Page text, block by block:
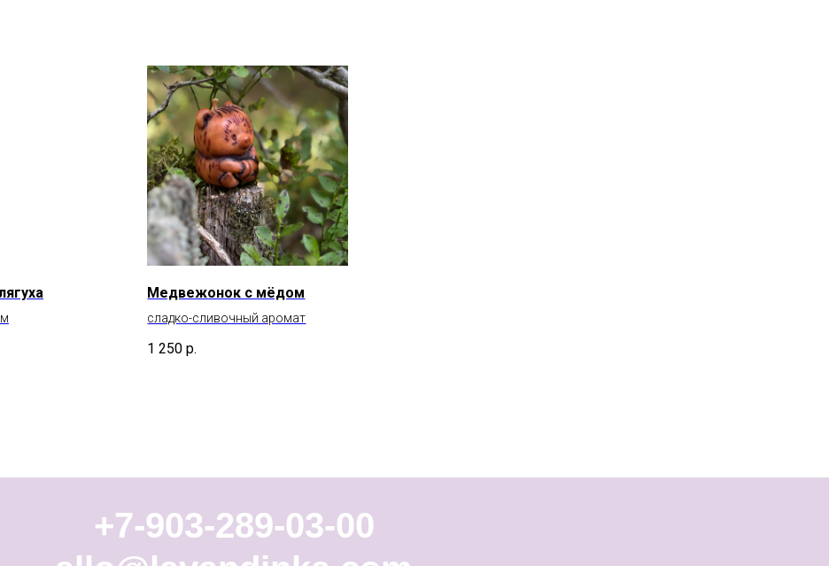
Медвежонок с мёдом
сладко-сливочный аромат
1 250 р.
+7-903-289-03-00